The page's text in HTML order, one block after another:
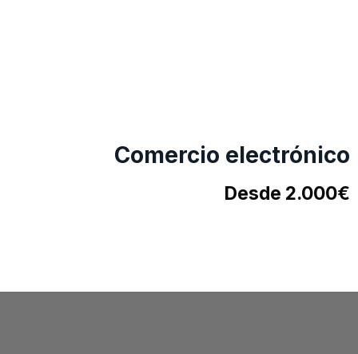
Comercio electrónico
Desde 2.000€